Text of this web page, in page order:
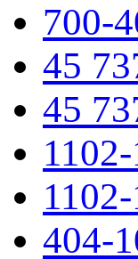
700-
45
45
404-